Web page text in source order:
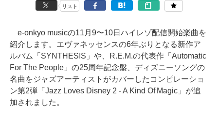
リスト
e-onkyo musicの11月9〜10日ハイレゾ配信開始楽曲を
紹介します。エヴァネッセンスの6年ぶりとなる新作ア
ルバム「SYNTHESIS」や、R.E.M.の代表作「Automatic
For The People」の25周年記念盤、ディズニーソングの
名曲をジャズアーティストがカバーしたコンピレーショ
ン第2弾「Jazz Loves Disney 2 - A Kind Of Magic」が追
加されました。